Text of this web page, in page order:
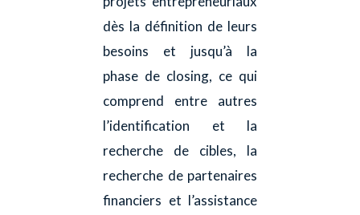
dès la définition de leurs
besoins et jusqu’à la
phase de closing, ce qui
comprend entre autres
l’identification et la
recherche de cibles, la
recherche de partenaires
financiers et l’assistance